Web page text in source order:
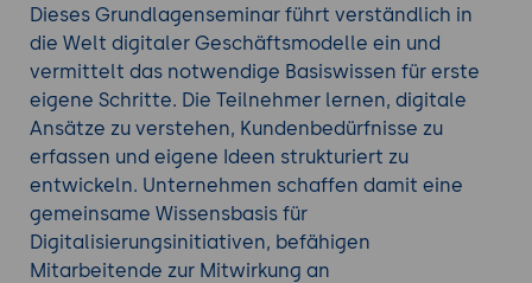
Dieses Grundlagenseminar führt verständlich in
die Welt digitaler Geschäftsmodelle ein und
vermittelt das notwendige Basiswissen für erste
eigene Schritte. Die Teilnehmer lernen, digitale
Ansätze zu verstehen, Kundenbedürfnisse zu
erfassen und eigene Ideen strukturiert zu
entwickeln. Unternehmen schaffen damit eine
gemeinsame Wissensbasis für
Digitalisierungsinitiativen, befähigen
Mitarbeitende zur Mitwirkung an